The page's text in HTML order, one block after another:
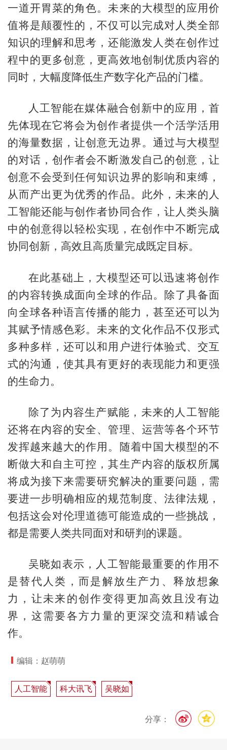
一道开胃菜的角色。未来的大模型的应用价
值将是颠覆性的，不仅可以完成对人类全部
知识的理解和思考，还能激发人类在创作过
程中的更多创意，更高效地创制优质内容的
同时，大幅度降低生产数字化产品的门槛。
人工智能在媒体融合创新中的应用，首
先体现在它将会为创作者提供一个活学活用
的海量数据，让创意无边界。通过与大模型
的对话，创作者会不断激发自己的创意，让
创意不会受到任何知识边界的影响和束缚，
从而产出更为优秀的作品。此外，未来的人
工智能还能与创作者协同合作，让人类头脑
中的创意得以轻松实现，在创作中不断完成
协同创新，高效且高质量完成既定目标。
在此基础上，大模型还可以迅速将创作
的内容转换成面向全球的作品。除了具备面
向全球各种语言传播的能力，甚至还可以为
其赋予情感色彩。未来的文化作品不仅形式
多种多样，还可以和用户进行体验式、交互
式的沟通，使其具有更好的表现能力和更强
的生命力。
除了为内容生产赋能，未来的人工智能
还将在内容的安全、管理、运营等各个环节
发挥越来越大的作用。随着中国大模型的不
断做大和自主可控，其生产内容的版权所属
将成为接下来需要研究解决的重要问题，需
要进一步明确相应的规范制度、法律法规，
包括这会对伦理道德可能造成的一些挑战，
都是需要人类共同面对和研判的课题。
吴晓如表示，人工智能最重要的作用不
是替代人类，而是解放生产力、释放想象
力，让未来的创作变得更加高效且没有边
界，这需要各方力量的更深交流和精诚合
作。
编辑：赵萌萌
人工智能 科大讯飞 吴晓如
分享：